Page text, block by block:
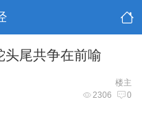
头尾共争在前喻
楼主
2306 0